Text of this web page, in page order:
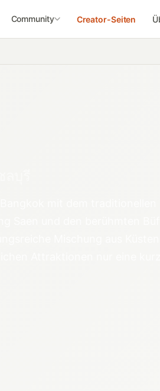
Community Creator-Seiten